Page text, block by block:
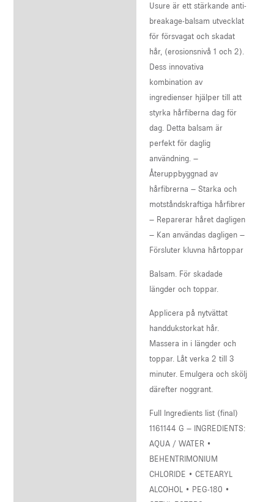
Usure är ett stärkande anti-
breakage-balsam utvecklat
för försvagat och skadat
hår, (erosionsnivå 1 och 2).
Dess innovativa
kombination av
ingredienser hjälper till att
styrka hårfiberna dag för
dag. Detta balsam är
perfekt för daglig
användning. –
Återuppbyggnad av
hårfibrerna – Starka och
motståndskraftiga hårfibrer
– Reparerar håret dagligen
– Kan användas dagligen –
Försluter kluvna hårtoppar
Balsam. För skadade
längder och toppar.
Applicera på nytvättat
handdukstorkat hår.
Massera in i längder och
toppar. Låt verka 2 till 3
minuter. Emulgera och skölj
därefter noggrant.
Full Ingredients list (final)
1161144 G – INGREDIENTS:
AQUA / WATER •
BEHENTRIMONIUM
CHLORIDE • CETEARYL
ALCOHOL • PEG-180 •